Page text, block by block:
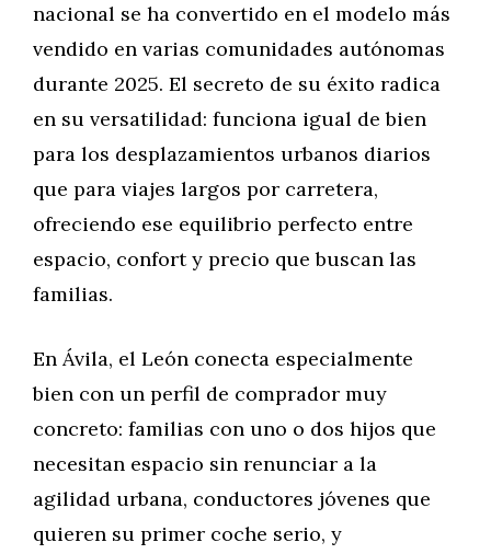
nacional se ha convertido en el modelo más
vendido en varias comunidades autónomas
durante 2025. El secreto de su éxito radica
en su versatilidad: funciona igual de bien
para los desplazamientos urbanos diarios
que para viajes largos por carretera,
ofreciendo ese equilibrio perfecto entre
espacio, confort y precio que buscan las
familias.
En Ávila, el León conecta especialmente
bien con un perfil de comprador muy
concreto: familias con uno o dos hijos que
necesitan espacio sin renunciar a la
agilidad urbana, conductores jóvenes que
quieren su primer coche serio, y